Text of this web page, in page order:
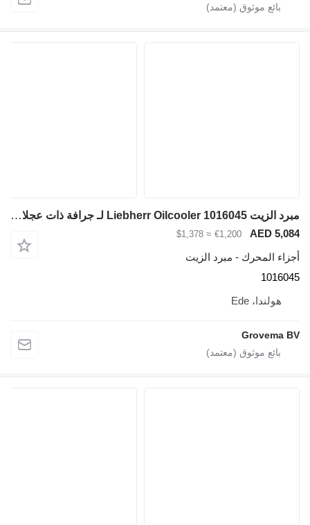
مبرد الزيت Liebherr Oilcooler 1016045 لـ جرافة ذات عجلات Liebherr L524 / L528 / L542
AED
€1,200
≈ $1,378
المحرك - مبرد الزيت
هولندا، Ede
Grovema